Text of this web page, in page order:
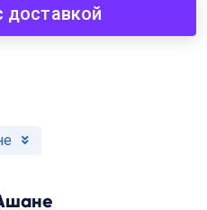
доставкой